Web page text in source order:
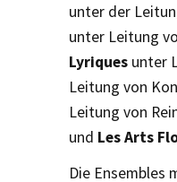
unter der
unter Leitung
Lyriques unter
Leitung von
Leitung von
und Les Arts
Die Ensembles